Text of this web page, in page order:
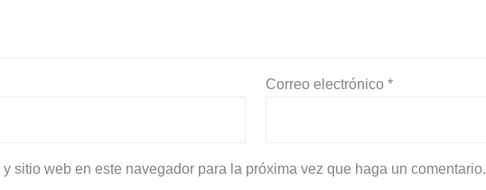
Correo electrónico*
sitio web en este navegador para la próxima vez que haga un comentario.